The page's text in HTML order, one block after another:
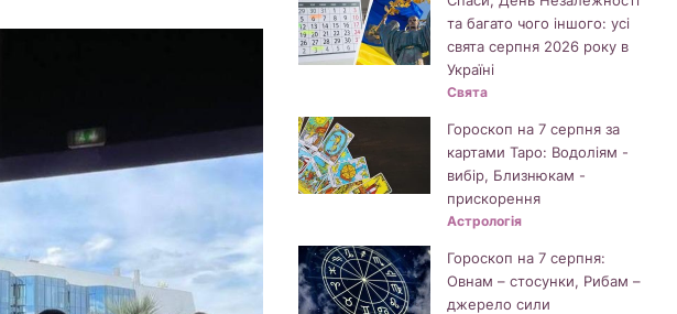
та багато чого іншого: усі
свята серпня 2026 року в
Україні
Свята
Гороскоп на 7 серпня за
картами Таро: Водоліям -
вибір, Близнюкам -
прискорення
Астрологія
Гороскоп на 7 серпня:
Овнам – стосунки, Рибам –
джерело сили